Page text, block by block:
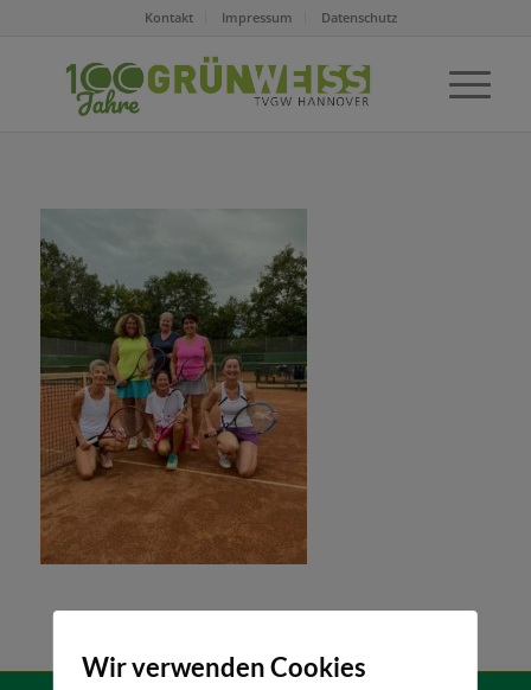
Kontakt Impressum Datenschutz
Wir verwenden Cookies